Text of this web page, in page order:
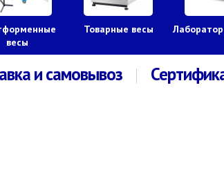
весы
Товарные весы
и самовывоз